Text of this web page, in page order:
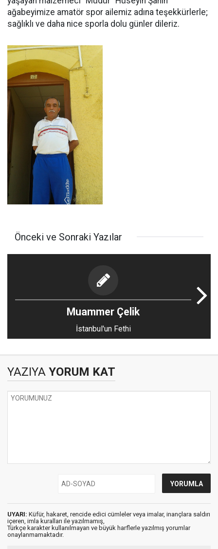
ağabeyimize amatör spor ailemiz adına teşekkürlerle;
sağlıklı ve daha nice sporla dolu günler dileriz.
Önceki ve Sonraki Yazılar
Muammer Çelik
İstanbul'un Fethi
YAZIYA YORUM KAT
UYARI: Küfür, hakaret, rencide edici cümleler veya imalar, inançlara saldırı
içeren, imla kuralları ile yazılmamış,
Türkçe karakter kullanılmayan ve büyük harflerle yazılmış yorumlar
onaylanmamaktadır.